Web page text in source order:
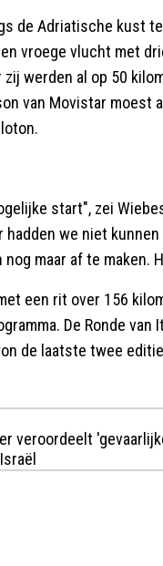
de Adriatische kust
vroege vlucht met
zij werden al op 50
van Movistar moest
start", zei
hadden we niet
nog maar af te maken.
een rit over 156
De Ronde
de laatste twee
veroordeelt